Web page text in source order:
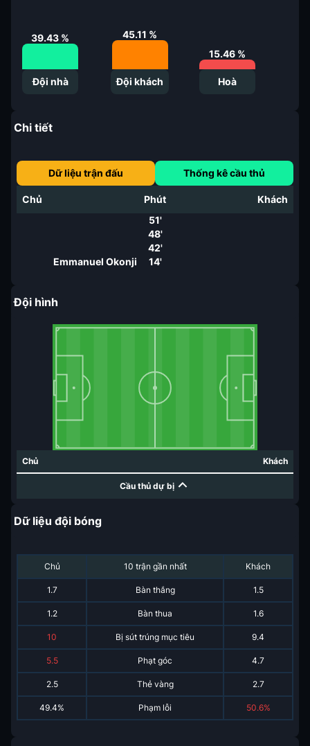
39.43 %
Đội nhà
45.11 %
Đội khách
15.46 %
Hoà
Chi tiết
Dữ liệu trận đấu Thống kê cầu thủ
Chủ Phút
Khách
51'
48'
42'
Emmanuel Okonji
14'
Đội hình
Chủ Khách
Cầu thủ dự bị
Dữ liệu đội bóng
Chủ 10 trận gần nhất Khách
1.7 Bàn thắng 1.5
1.2 Bàn thua 1.6
10 Bị sút trúng mục tiêu 9.4
5.5 Phạt góc 4.7
2.5 Thẻ vàng 2.7
49.4% Phạm lỗi 50.6%